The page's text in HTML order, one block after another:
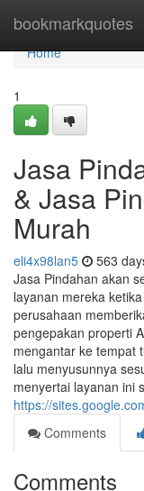
bookmarkquotes
Home
Home
1
Jasa
& Jasa
Murah
eli4x98lan5 563
Jasa Pindahan akan
layanan mereka
perusahaan
pengepakan properti
mengantar ke tempat
lalu menyusunnya
menyertai layanan ini
https://
Comments
Comments